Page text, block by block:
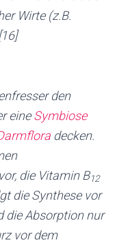
Wirte (z.B.
den
eineSymbiose
decken.
die Vitamin B12
die Synthese vor
die Absorption nur
vor dem